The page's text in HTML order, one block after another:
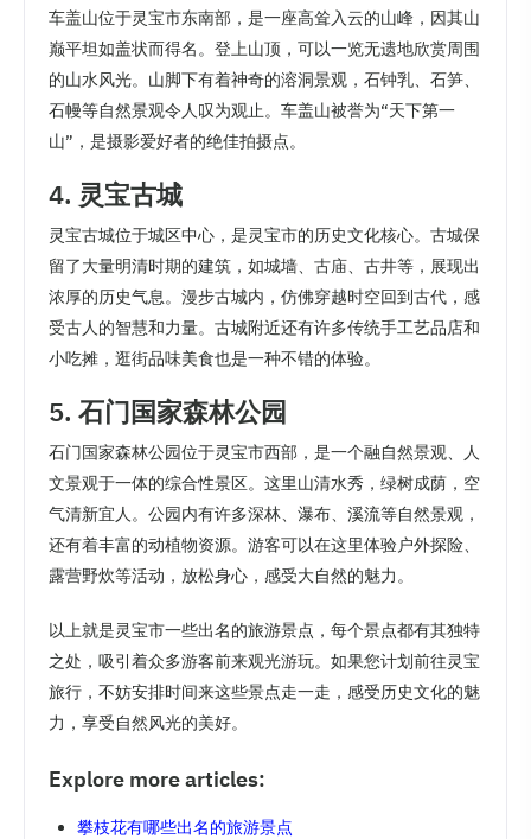
车盖山位于灵宝市东南部，是一座高耸入云的山峰，因其山
巅平坦如盖状而得名。登上山顶，可以一览无遗地欣赏周围
的山水风光。山脚下有着神奇的溶洞景观，石钟乳、石笋、
石幔等自然景观令人叹为观止。车盖山被誉为“天下第一
山”，是摄影爱好者的绝佳拍摄点。
4. 灵宝古城
灵宝古城位于城区中心，是灵宝市的历史文化核心。古城保
留了大量明清时期的建筑，如城墙、古庙、古井等，展现出
浓厚的历史气息。漫步古城内，仿佛穿越时空回到古代，感
受古人的智慧和力量。古城附近还有许多传统手工艺品店和
小吃摊，逛街品味美食也是一种不错的体验。
5. 石门国家森林公园
石门国家森林公园位于灵宝市西部，是一个融自然景观、人
文景观于一体的综合性景区。这里山清水秀，绿树成荫，空
气清新宜人。公园内有许多深林、瀑布、溪流等自然景观，
还有着丰富的动植物资源。游客可以在这里体验户外探险、
露营野炊等活动，放松身心，感受大自然的魅力。
以上就是灵宝市一些出名的旅游景点，每个景点都有其独特
之处，吸引着众多游客前来观光游玩。如果您计划前往灵宝
旅行，不妨安排时间来这些景点走一走，感受历史文化的魅
力，享受自然风光的美好。
Explore more articles:
攀枝花有哪些出名的旅游景点